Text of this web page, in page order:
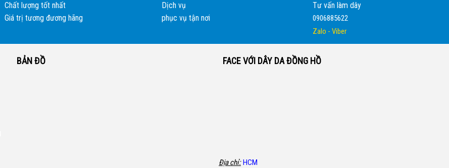
Chất lượng tốt nhất
Giá trị tương đương hãng
Dịch vụ
phục vụ tận nơi
Tư vấn làm dây
0906885622
Zalo - Viber
BẢN ĐỒ FACE VỚI DÂY DA ĐỒNG HỒ
Địa chỉ: HCM